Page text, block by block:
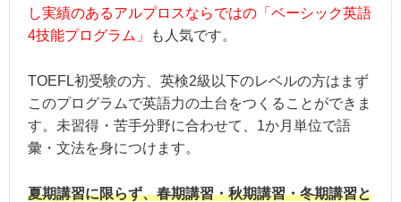
し実績のあるアルプロスならではの「ベーシック英語
4技能プログラム」
も人気です。
TOEFL初受験の方、英検2級以下のレベルの方はまず
このプログラムで英語力の土台をつくることができま
す。未習得・苦手分野に合わせて、1か月単位で語
彙・文法を身につけます。
夏期講習に限らず、春期講習・秋期講習・冬期講習と